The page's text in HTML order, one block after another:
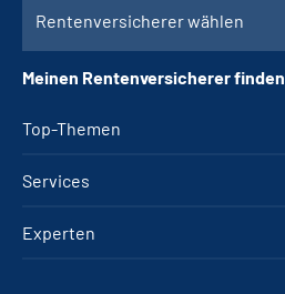
Top-Themen
Services
Experten
Rentenversicherer wählen
Meinen Rentenversicherer finden